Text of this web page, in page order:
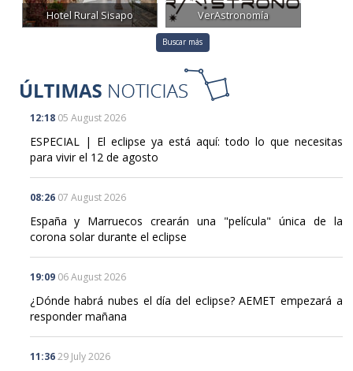
Hotel Rural Sisapo VerAstronomía
Buscar más
12:18 05 August 2026
ESPECIAL | El eclipse ya está aquí: todo lo que necesitas
para vivir el 12 de agosto
08:26 07 August 2026
España y Marruecos crearán una "película" única de la
corona solar durante el eclipse
19:09 06 August 2026
¿Dónde habrá nubes el día del eclipse? AEMET empezará a
responder mañana
11:36 29 July 2026